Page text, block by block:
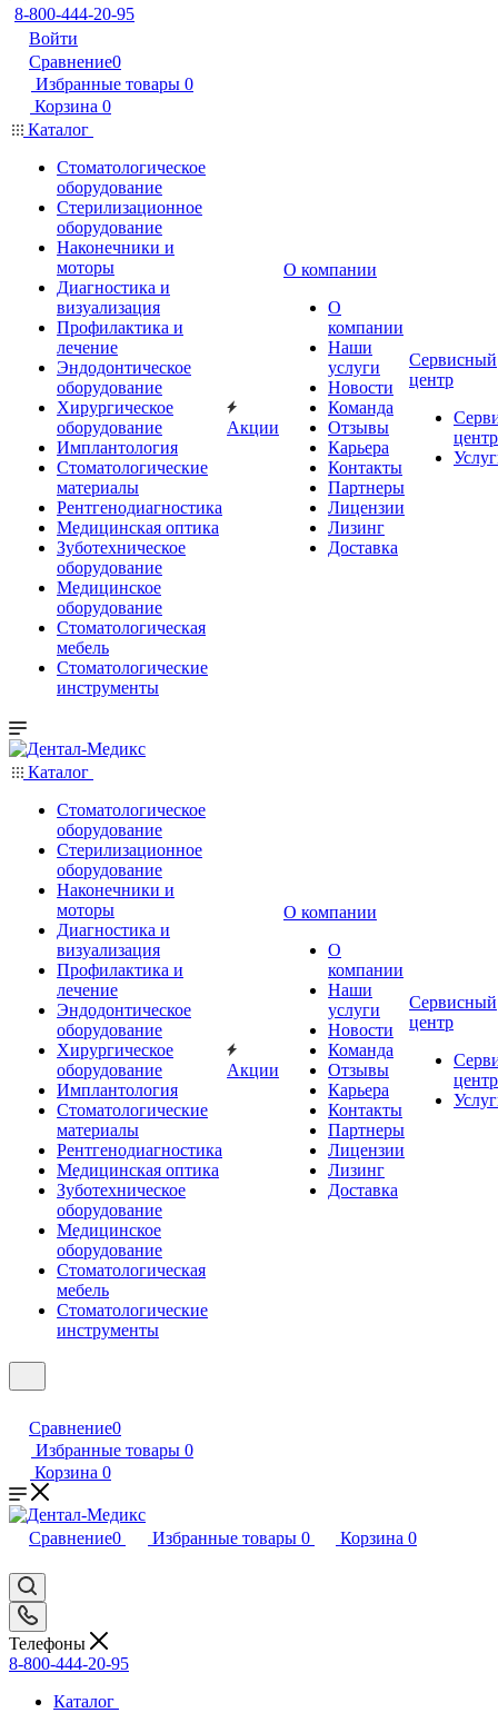
8-800-444-20-95
Войти
Сравнение0
Избранные товары 0
Корзина 0
Каталог
Стоматологическое
оборудование
Стерилизационное
оборудование
Наконечники и
моторы
Диагностика и
визуализация
Профилактика и
лечение
Эндодонтическое
оборудование
Хирургическое
оборудование
Имплантология
Стоматологические
материалы
Рентгенодиагностика
Медицинская оптика
Зуботехническое
оборудование
Медицинское
оборудование
Стоматологическая
мебель
Стоматологические
инструменты
Акции
О компании
О
компании
Наши
услуги
Новости
Команда
Отзывы
Карьера
Контакты
Партнеры
Лицензии
Лизинг
Доставка
Сервисный
центр
центр
Каталог
Стоматологическое
оборудование
Стерилизационное
оборудование
Наконечники и
моторы
Диагностика и
визуализация
Профилактика и
лечение
Эндодонтическое
оборудование
Хирургическое
оборудование
Имплантология
Стоматологические
материалы
Рентгенодиагностика
Медицинская оптика
Зуботехническое
оборудование
Медицинское
оборудование
Стоматологическая
мебель
Стоматологические
инструменты
Акции
О компании
О
компании
Наши
услуги
Новости
Команда
Отзывы
Карьера
Контакты
Партнеры
Лицензии
Лизинг
Доставка
Сервисный
центр
центр
Сравнение0
Избранные товары 0
Корзина 0
Сравнение0 Избранные товары 0 Корзина 0
Телефоны
8-800-444-20-95
Каталог